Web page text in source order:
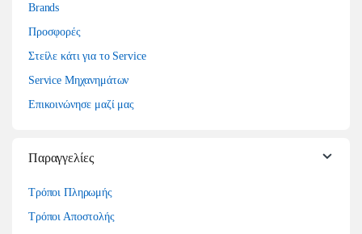
Brands
Προσφορές
Στείλε κάτι για το Service
Service Μηχανημάτων
Επικοινώνησε μαζί μας
Παραγγελίες
Τρόποι Πληρωμής
Τρόποι Αποστολής